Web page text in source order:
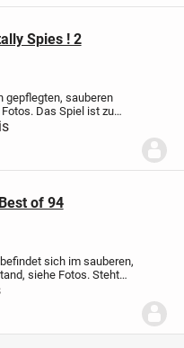
Spies ! 2
gepflegten, sauberen
Das Spiel ist zu
es online ist.
gegen Abend.
of 94
sich im sauberen,
siehe Fotos. Steht
Vorderseite als auch die
fotografieren
ebenso sind